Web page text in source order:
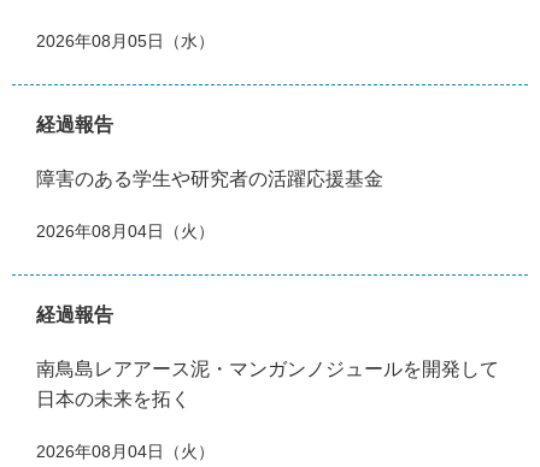
2026年08月05日（水）
経過報告
障害のある学生や研究者の活躍応援基金
2026年08月04日（火）
経過報告
南鳥島レアアース泥・マンガンノジュールを開発して
日本の未来を拓く
2026年08月04日（火）